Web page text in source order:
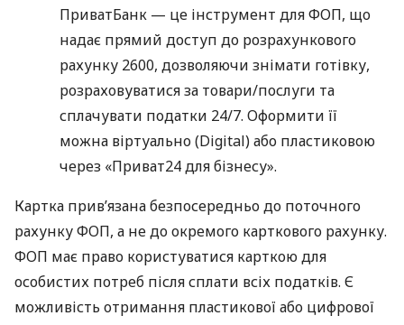
ПриватБанк — це інструмент для ФОП, що
надає прямий доступ до розрахункового
рахунку 2600, дозволяючи знімати готівку,
розраховуватися за товари/послуги та
сплачувати податки 24/7. Оформити її
можна віртуально (Digital) або пластиковою
через «Приват24 для бізнесу».
Картка прив’язана безпосередньо до поточного
рахунку ФОП, а не до окремого карткового рахунку.
ФОП має право користуватися карткою для
особистих потреб після сплати всіх податків. Є
можливість отримання пластикової або цифрової